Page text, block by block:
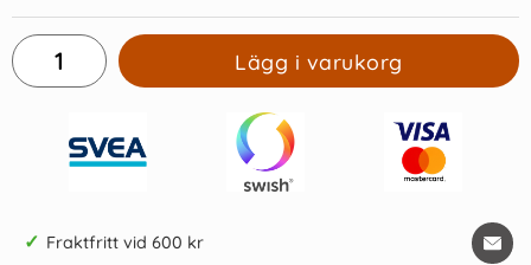
Lägg i varukorg
✓ Fraktfritt vid 600 kr